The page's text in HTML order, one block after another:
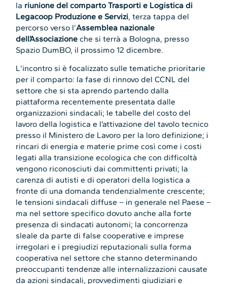
la riunione del comparto Trasporti e Logistica di
Legacoop Produzione e Servizi, terza tappa del
percorso verso l’Assemblea nazionale
dell’Associazioneche si terrà a Bologna, presso
Spazio DumBO, il prossimo 12 dicembre.
L’incontro si è focalizzato sulle tematiche prioritarie
per il comparto: la fase di rinnovo del CCNL del
settore che si sta aprendo partendo dalla
piattaforma recentemente presentata dalle
organizzazioni sindacali; le tabelle del costo del
lavoro della logistica e l’attivazione del tavolo tecnico
presso il Ministero de Lavoro per la loro definizione; i
rincari di energia e materie prime così come i costi
legati alla transizione ecologica che con difficoltà
vengono riconosciuti dai committenti privati; la
carenza di autisti e di operatori della logistica a
fronte di una domanda tendenzialmente crescente;
le tensioni sindacali diffuse – in generale nel Paese –
ma nel settore specifico dovuto anche alla forte
presenza di sindacati autonomi; la concorrenza
sleale da parte di false cooperative e imprese
irregolari e i pregiudizi reputazionali sulla forma
cooperativa nel settore che stanno determinando
preoccupanti tendenze alle internalizzazioni causate
da azioni sindacali, provvedimenti giudiziari e